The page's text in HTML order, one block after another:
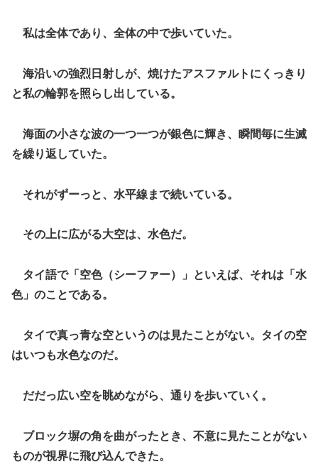
私は全体であり、全体の中で歩いていた。
海沿いの強烈日射しが、焼けたアスファルトにくっきり
と私の輪郭を照らし出している。
海面の小さな波の一つ一つが銀色に輝き、瞬間毎に生滅
を繰り返していた。
それがずーっと、水平線まで続いている。
その上に広がる大空は、水色だ。
タイ語で「空色（シーファー）」といえば、それは「水
色」のことである。
タイで真っ青な空というのは見たことがない。タイの空
はいつも水色なのだ。
だだっ広い空を眺めながら、通りを歩いていく。
ブロック塀の角を曲がったとき、不意に見たことがない
ものが視界に飛び込んできた。